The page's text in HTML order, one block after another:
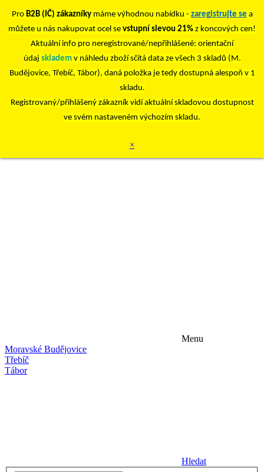
Pro B2B (IČ) zákazníkymáme výhodnou nabídku - zaregistrujte se a
můžete u nás nakupovat ocel se vstupní slevou 21% z koncových cen!
Aktuální info pro neregistrované/nepřihlášené: orientační
údaj skladem v náhledu zboží sčítá data ze všech 3 skladů (M.
Budějovice, Třebíč, Tábor), daná položka je tedy dostupná alespoň v 1
skladu.
Registrovaný/přihlášený zákazník vidí aktuální skladovou dostupnost
ve svém nastaveném výchozím skladu.
×
Menu
Moravské Budějovice
Třebíč
Tábor
Hledat